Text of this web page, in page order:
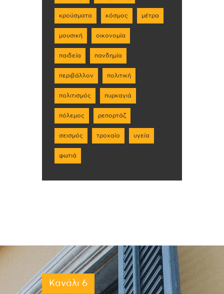
κρούσματα κόσμος μέτρα
μουσική οικονομία
παιδεία πανδημία
περιβάλλον πολιτική
πολιτισμός πυρκαγιά
πόλεμος ρεπορτάζ
σεισμός τροχαίο υγεία
φωτιά
Κανάλι 6